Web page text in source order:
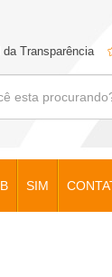
da Transparência
SIM